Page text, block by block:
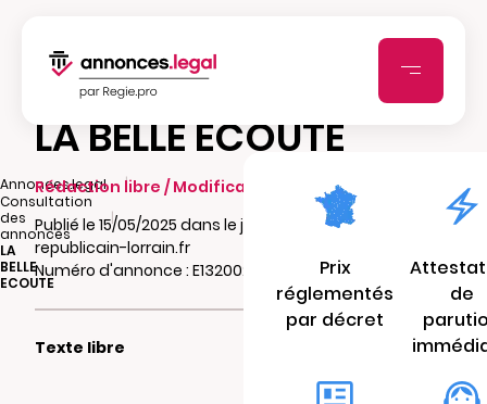
Annonces.legal
|
Consultation
des
annonces
|
LA
BELLE
ECOUTE
LA BELLE ECOUTE
Rédaction libre / Modification
Publié le 15/05/2025 dans le journal
republicain-lorrain.fr
Numéro d'annonce : E13200279jzxt
Texte libre
Prix
réglementés
par décret
de